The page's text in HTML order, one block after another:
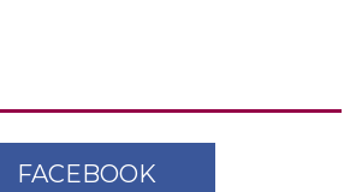
FACEBOOK